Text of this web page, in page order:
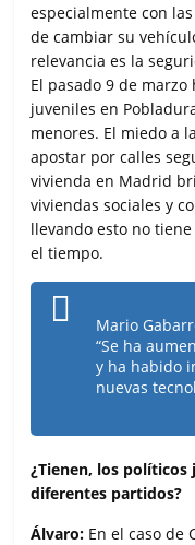
especialmente con
de cambiar su
relevancia es la
El pasado 9 de
juveniles en
menores. El miedo a
apostar por calles
vivienda en Madrid
viviendas sociales y
llevando esto no
el tiempo.
Mario
“Se ha
y ha habido
nuevas
¿Tienen, los políticos
diferentes partidos?
Álvaro: En el caso de